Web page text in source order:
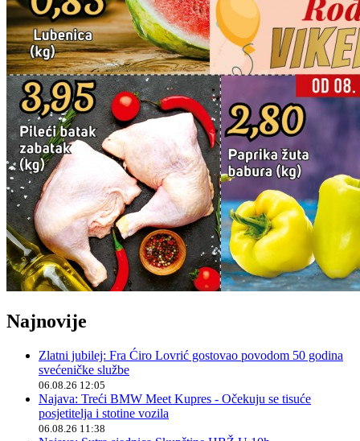
Najnovije
Zlatni jubilej: Fra Ćiro Lovrić gostovao povodom 50 godina
svećeničke službe
06.08.26 12:05
Najava: Treći BMW Meet Kupres - Očekuju se tisuće
posjetitelja i stotine vozila
06.08.26 11:38